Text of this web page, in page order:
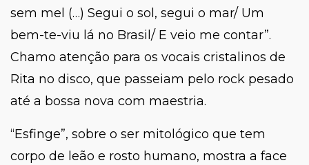
sem mel (…) Segui o sol, segui o mar/ Um
bem-te-viu lá no Brasil/ E veio me contar”.
Chamo atenção para os vocais cristalinos de
Rita no disco, que passeiam pelo rock pesado
até a bossa nova com maestria.
“Esfinge”, sobre o ser mitológico que tem
corpo de leão e rosto humano, mostra a face